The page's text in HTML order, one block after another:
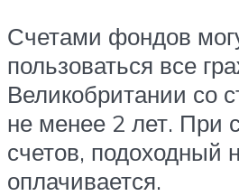
Счетами фондов
пользоваться все
Великобритании со
не менее 2 лет. При
счетов, подоходный
оплачивается.